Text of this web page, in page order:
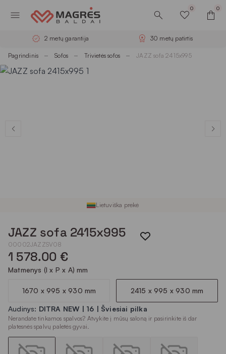
0 0
2 metų garantija 30 metų patirtis
Pagrindinis Sofos Trivietės sofos JAZZ sofa 2415x995
Lietuviška prekė
JAZZ sofa 2415x995
00002JAZZSV08
1 578.00 €
Matmenys (I x P x A) mm
1670 x 995 x 930 mm 2415 x 995 x 930 mm
Audinys: DITRA NEW | 16 | Šviesiai pilka
Nerandate tinkamos spalvos? Atvykite į mūsų saloną ir pasirinkite iš dar
platesnės spalvų paletės gyvai.